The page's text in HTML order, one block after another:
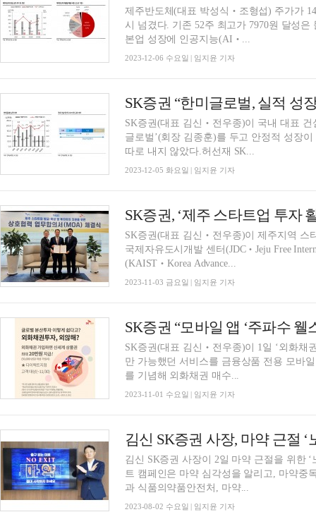
제주반도체(대표 박성식‧조형섭) 주가가
시 넘겼다. 기존 52주 최고가 7970원 달성
본업 성장에 인공지능(AI‧...
2023-12-06 수요일 | 임지윤 기자
SK증권(대표 김신‧전우종)이 국내 대표 건
글로벌’(회장 김종훈)를 두고 안정적 성장
따로 내지 않았다.허선재 SK...
2023-12-05 화요일 | 임지윤 기자
SK증권, ‘제주 스타트업 투자
SK증권(대표 김신‧전우종)이 제주지역 스
국제자유도시개발 센터(JDC‧Jeju Free
(KAIST‧Korea Advance...
2023-11-03 금요일 | 임지윤 기자
SK증권(대표 김신‧전우종)이 1일 ‘외화채
만 가능했던 서비스를 금융상품 전용 모바
를 기념해 외화채권 매수...
2023-11-01 수요일 | 임지윤 기자
김신 SK증권 사장, 마약 근절 ‘
김신 SK증권 사장이 2일 마약 근절을 위한
트 캠페인은 마약 심각성을 알리고, 마약중
과 식품의약품안전처, 마약...
2023-08-02 수요일 | 임지윤 기자